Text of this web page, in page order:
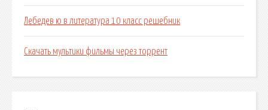
Лебедев ю в литература 10 класс решебник
Скачать мультики фильмы через торрент